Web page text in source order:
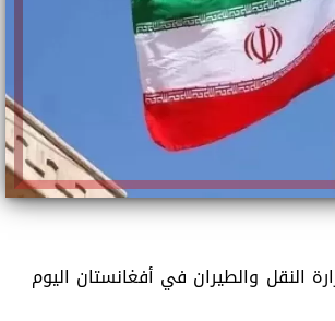
النقل والطيران في أفغانستان اليوم